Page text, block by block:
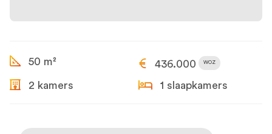
50 m² 436.000 WOZ
2 kamers 1 slaapkamers